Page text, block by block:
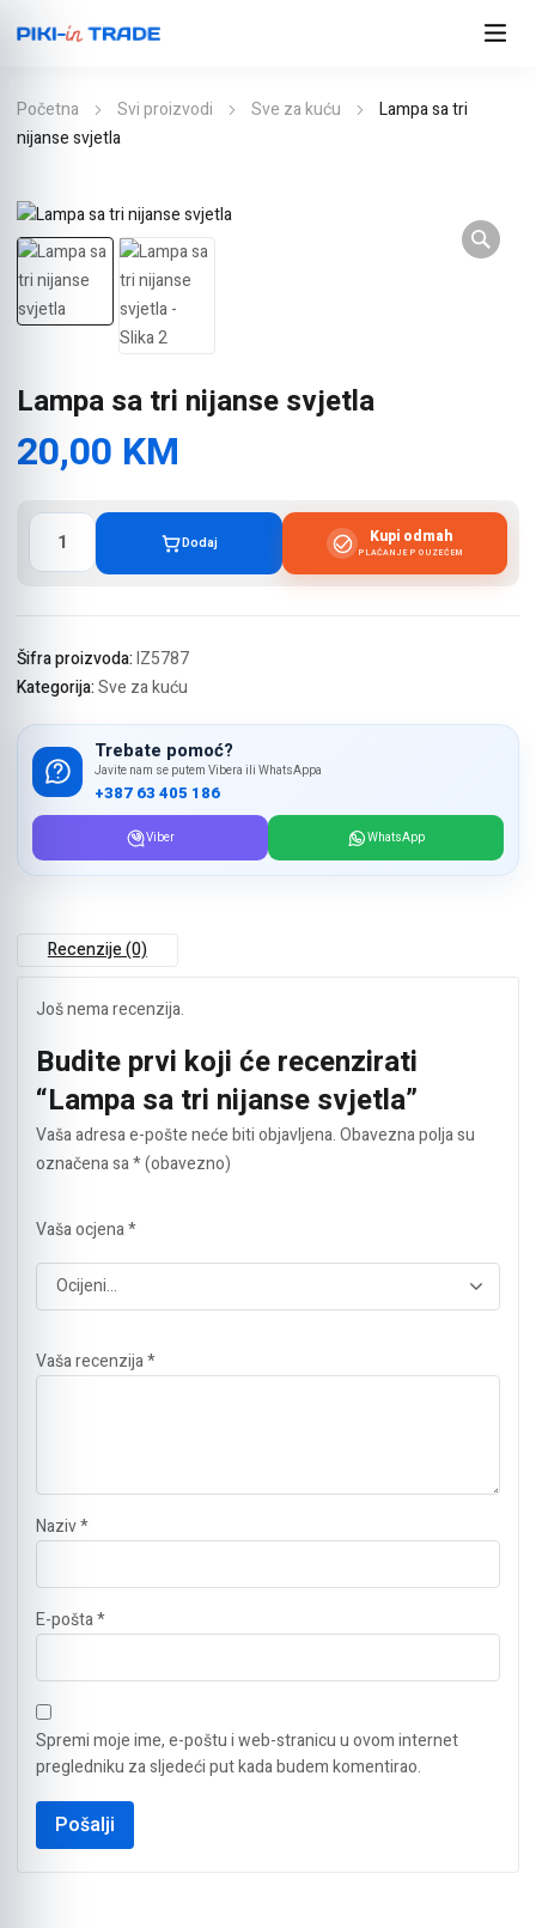
Početna Svi proizvodi Sve za kuću
Lampa sa tri
nijanse svjetla
Lampa sa tri nijanse svjetla
20,00 KM
Lampa
tri
količina
Dodaj Kupi odmah
PLAĆANJE POUZEĆEM
Šifra proizvoda:IZ5787
Kategorija:Sve za kuću
Trebate pomoć?
Javite nam se putem Vibera ili WhatsAppa
+387 63 405 186
Viber WhatsApp
Recenzije (0)
Još nema recenzija.
Budite prvi koji će recenzirati
“Lampa sa tri nijanse svjetla”
Vaša adresa e-pošte neće biti objavljena.Obavezna polja su
označena sa* (obavezno)
Vaša ocjena*
Vaša recenzija*
Naziv*
E-pošta*
Spremi moje ime, e-poštu i web-stranicu u ovom internet
pregledniku za sljedeći put kada budem komentirao.